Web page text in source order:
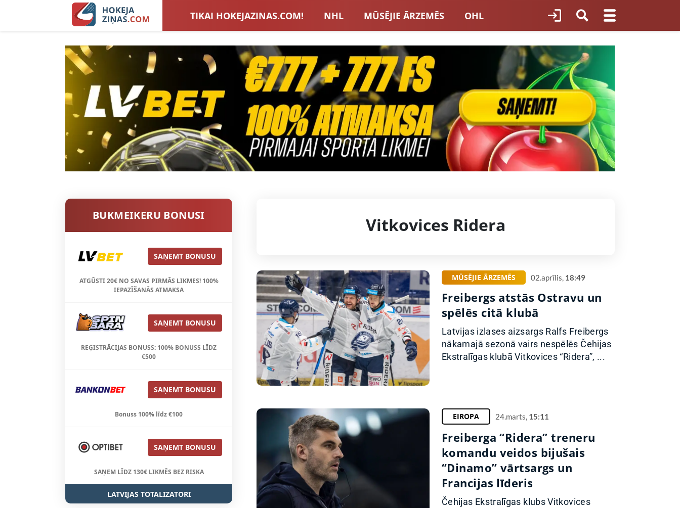
TIKAI HOKEJAZINAS.COM! NHL MŪSĒJIE ĀRZEMĒS OHL
LATVIJAS IZLASE EIROPA LVBET BONUSI JAUNATNES HOKEJS
SIEVIEŠU HOKEJS BLOGI INTERVIJAS TOTALIZATORI LATVIJĀ
TOTALIZATORU BONUSI VISAS ZIŅAS
BUKMEIKERU BONUSI
SAŅEMT BONUSU
ATGŪSTI 20€ NO SAVAS PIRMĀS LIKMES! 100%
IEPAZĪŠANĀS ATMAKSA
SAŅEMT BONUSU
REĢISTRĀCIJAS BONUSS: 100% BONUSS LĪDZ
€500
SAŅEMT BONUSU
Bonuss 100% līdz €100
SAŅEMT BONUSU
SAŅEM LĪDZ 130€ LIKMĒS BEZ RISKA
LATVIJAS TOTALIZATORI
Vitkovices Ridera
MŪSĒJIE ĀRZEMĒS 02.aprīlis, 18:49
Freibergs atstās Ostravu un
spēlēs citā klubā
Latvijas izlases aizsargs Ralfs Freibergs
nākamajā sezonā vairs nespēlēs Čehijas
Ekstralīgas klubā Vitkovices “Ridera”, ...
EIROPA 24.marts, 15:11
Freiberga “Ridera” treneru
komandu veidos bijušais
“Dinamo” vārtsargs un
Francijas līderis
Čehijas Ekstralīgas klubs Vitkovices